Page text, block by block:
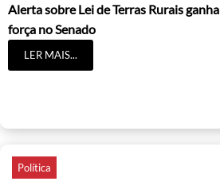
Alerta sobre Lei de Terras Rurais ganha
força no Senado
LER MAIS...
Política